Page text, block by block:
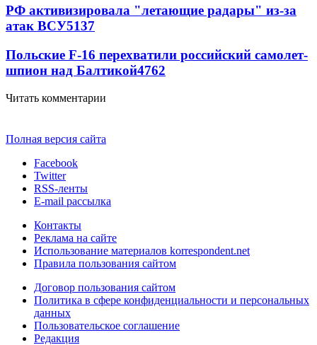
РФ активизировала "летающие радары" из-за
атак ВСУ5137
Польские F-16 перехватили российский самолет-
шпион над Балтикой4762
Читать комментарии
Полная версия сайта
Facebook
Twitter
RSS-ленты
E-mail рассылка
Контакты
Реклама на сайте
Использование материалов korrespondent.net
Правила пользования сайтом
Договор пользования сайтом
Политика в сфере конфиденциальности и персональных
данных
Пользовательское соглашение
Редакция